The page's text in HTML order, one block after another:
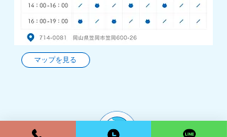
マップを見る